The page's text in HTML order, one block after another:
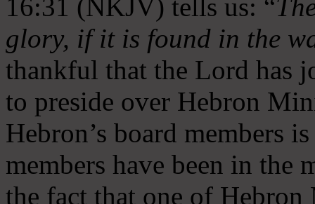
16:31 (NKJV) tells us: “
glory, if it is found in the
thankful that the Lord has
to preside over Hebron
Hebron’s board members
members have been in
the fact that one of